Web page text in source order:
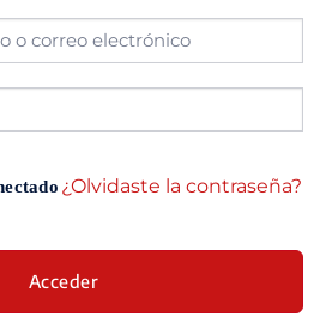
¿Olvidaste la contraseña?
Acceder